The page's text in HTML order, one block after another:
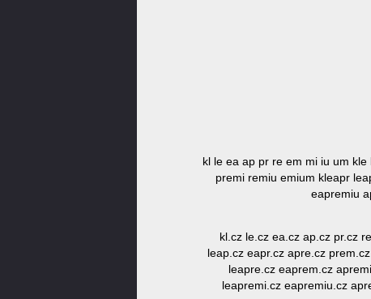
kl le ea ap pr re em mi iu um
premi remiu emium kleapr
eapremiu
kl.cz le.cz ea.cz ap.cz pr.cz
leap.cz eapr.cz apre.cz
leapre.cz eaprem.cz
leapremi.cz eapremiu.cz